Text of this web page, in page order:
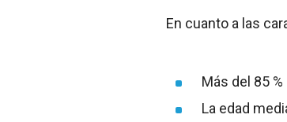
En cuanto a las
Más del 85
La edad